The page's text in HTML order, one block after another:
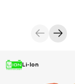
Li-Ion